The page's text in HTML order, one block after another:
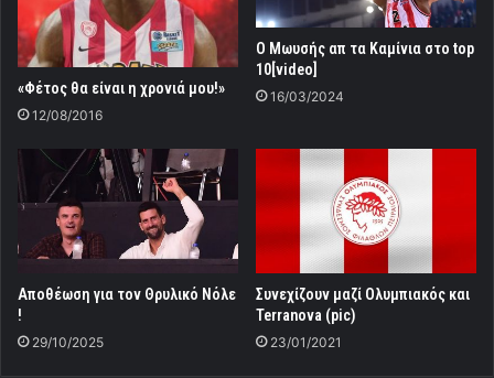
«Φέτος θα είναι η χρονιά μου!»
12/08/2016
Ο Μωυσής απ τα Καμίνια στο top
10[video]
16/03/2024
Αποθέωση για τον Θρυλικό Νόλε
!
29/10/2025
Συνεχίζουν μαζί Ολυμπιακός και
Terranova (pic)
23/01/2021